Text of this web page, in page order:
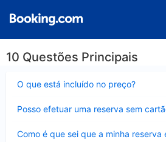
10 Questões Principais
O que está incluído no preço?
fechado
Posso efetuar uma reserva sem
fechado
Como é que sei que a minha reserva
fechado